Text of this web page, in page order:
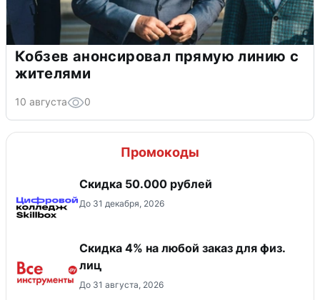
Кобзев анонсировал прямую линию с
жителями
10 августа 0
Промокоды
Скидка 50.000 рублей
До 31 декабря, 2026
Скидка 4% на любой заказ для физ.
лиц
До 31 августа, 2026